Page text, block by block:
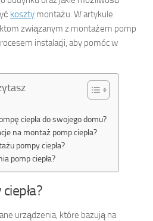
koszty montażu. W artykule
związanym z montażem pomp
instalacji, aby pomóc w
ciepła do swojego domu?
na montaż pomp ciepła?
pompy ciepła?
pomp ciepła?
urządzenia, które bazują na